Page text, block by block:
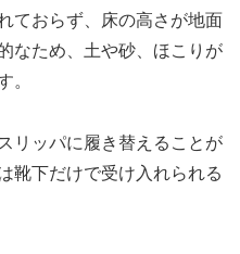
ておらず、床の高さが地面
なため、土や砂、ほこりが
。
リッパに履き替えることが
靴下だけで受け入れられる